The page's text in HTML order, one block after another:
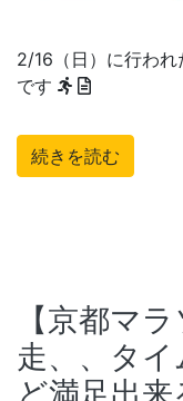
2/16（日）に行わ
です
続きを読む
【京都マ
走、、タ
ど満足出